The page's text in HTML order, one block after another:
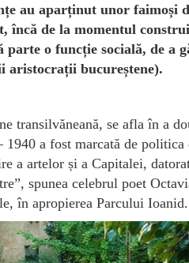
au aparținut unor faimoși
încă de la momentul
o funcție socială, de a
aristocrații bucureștene).
transilvăneană, se afla în a
a fost marcată de politica
a artelor și a Capitalei,
spunea celebrul poet
în apropierea Parcului Ioanid.